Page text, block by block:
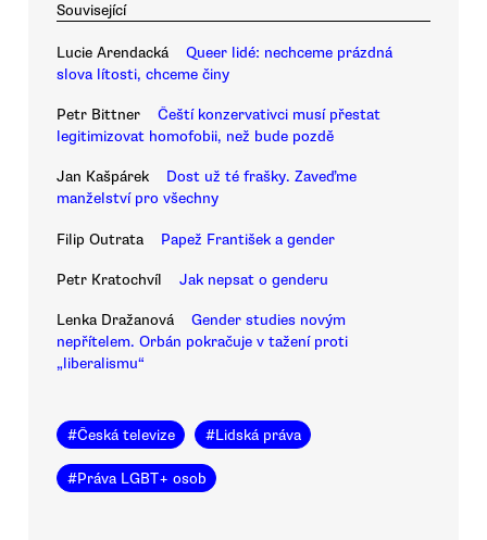
Související
Lucie Arendacká
Queer lidé: nechceme prázdná
slova lítosti, chceme činy
Petr Bittner
Čeští konzervativci musí přestat
legitimizovat homofobii, než bude pozdě
Jan Kašpárek
Dost už té frašky. Zaveďme
manželství pro všechny
Filip Outrata Papež František a gender
Petr Kratochvíl Jak nepsat o genderu
Lenka Dražanová
Gender studies novým
nepřítelem. Orbán pokračuje v tažení proti
„liberalismu“
#Česká televize #Lidská práva
#Práva LGBT+ osob